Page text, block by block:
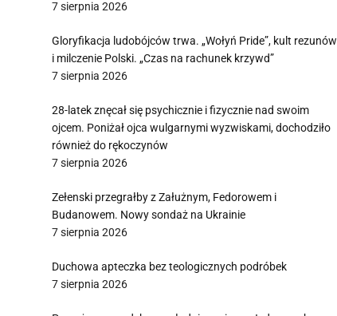
7 sierpnia 2026
Gloryfikacja ludobójców trwa. „Wołyń Pride”, kult rezunów
i milczenie Polski. „Czas na rachunek krzywd”
7 sierpnia 2026
28-latek znęcał się psychicznie i fizycznie nad swoim
ojcem. Poniżał ojca wulgarnymi wyzwiskami, dochodziło
również do rękoczynów
7 sierpnia 2026
Zełenski przegrałby z Załużnym, Fedorowem i
Budanowem. Nowy sondaż na Ukrainie
7 sierpnia 2026
Duchowa apteczka bez teologicznych podróbek
7 sierpnia 2026